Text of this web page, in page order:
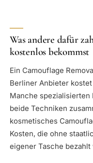
Was andere dafür
kostenlos bekommst
Ein Camouflage
Berliner Anbieter
Manche
beide Techniken
kosmetisches
Kosten, die ohne
eigener Tasche